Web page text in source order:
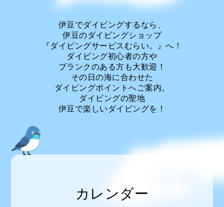
伊豆でダイビングするなら、
伊豆のダイビングショップ
『ダイビングサービスむらい。』へ！
ダイビング初心者の方や
ブランクのある方も大歓迎！
その日の海に合わせた
ダイビングポイントへご案内。
ダイビングの聖地
伊豆で楽しいダイビングを！
カレンダー